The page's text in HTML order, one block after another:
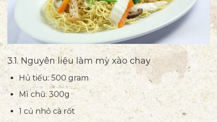
3.1. Nguyên liệu làm mỳ xào chay
Hủ tiếu: 500 gram
Mì chũ: 300g
1 củ nhỏ cà rốt